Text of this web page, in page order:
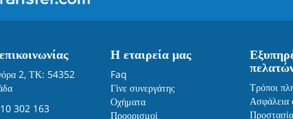
2, ΤΚ: 54352
302 163
Η εταιρεία μας
Faq
Γίνε συνεργάτης
Οχήματα
Προορισμοί
Τρόποι
Ασφάλεια